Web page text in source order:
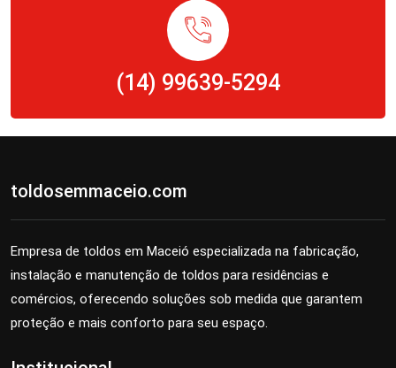
(14) 99639-5294
toldosemmaceio.com
Empresa de toldos em Maceió especializada na fabricação,
instalação e manutenção de toldos para residências e
comércios, oferecendo soluções sob medida que garantem
proteção e mais conforto para seu espaço.